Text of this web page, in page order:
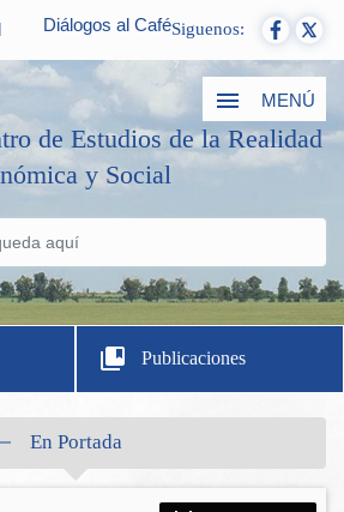
Diálogos al CaféSiguenos:
MENÚ
de Estudios de la Realidad
y Social
Publicaciones
En Portada